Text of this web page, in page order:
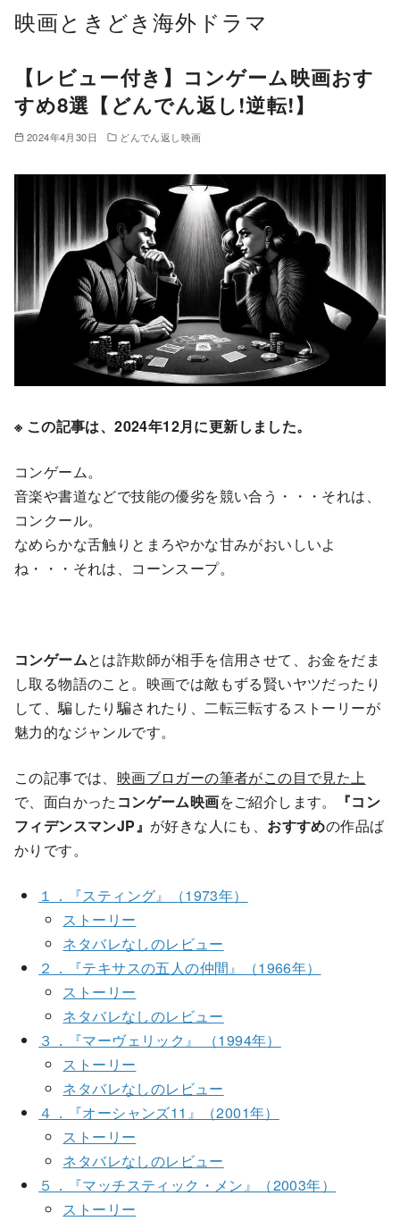
映画ときどき海外ドラマ
【レビュー付き】コンゲーム映画おす
すめ8選【どんでん返し!逆転!】
2024年4月30日 どんでん返し映画
※ この記事は、2024年12月に更新しました。
コンゲーム。
音楽や書道などで技能の優劣を競い合う・・・それは、
コンクール。
なめらかな舌触りとまろやかな甘みがおいしいよ
ね・・・それは、コーンスープ。
コンゲームとは詐欺師が相手を信用させて、お金をだま
し取る物語のこと。映画では敵もずる賢いヤツだったり
して、騙したり騙されたり、二転三転するストーリーが
魅力的なジャンルです。
この記事では、 映画ブロガーの筆者がこの目で見た上
で、面白かった コンゲーム映画をご紹介します。
『コン
フィデンスマンJP』 が好きな人にも、 おすすめの作品ば
かりです。
１．『スティング』（1973年）
ストーリー
ネタバレなしのレビュー
２．『テキサスの五人の仲間』（1966年）
ストーリー
ネタバレなしのレビュー
３．『マーヴェリック』 （1994年）
ストーリー
ネタバレなしのレビュー
４．『オーシャンズ11』（2001年）
ストーリー
ネタバレなしのレビュー
５．『マッチスティック・メン』（2003年）
ストーリー